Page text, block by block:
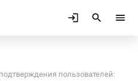
пользователей: